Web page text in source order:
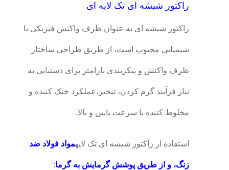
راکتور شیشه ای تک لایه ای
راکتور شیشه ای به عنوان ظرف واکنش فیزیکی یا
شیمیایی محبوب است، از طریق طراحی ساختار
ظرف واکنش و پیکربندی پارامتر برای دستیابی به
نیاز فرآیند گرم کردن، تبخیر،عملکرد خنک کننده و
مخلوط کننده با سرعت پایین و بالا.
استفاده از رآکتور شیشه ای تک لایهمواد فولاد ضد
زنگ، و از طریق پوشش گرمایش به گرما: